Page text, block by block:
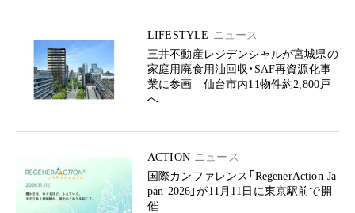
LIFESTYLE ニュース
三井不動産レジデンシャルが宮城県の
家庭用廃食用油回収・SAF再資源化事
業に参画 仙台市内11物件約2,800戸
へ
ACTION ニュース
国際カンファレンス「RegenerAction Ja
pan 2026」が11月11日に東京駅前で開
催